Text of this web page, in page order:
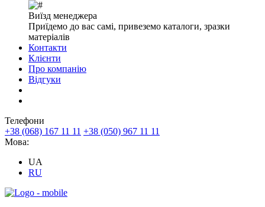
Виїзд менеджера
Приїдемо до вас самі, привеземо каталоги, зразки
матеріалів
Контакти
Клієнти
Про компанію
Відгуки
Телефони
+38 (068) 167 11 11 +38 (050) 967 11 11
Мова:
UA
RU